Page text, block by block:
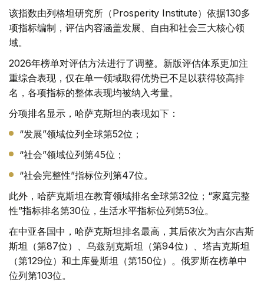
该指数由列格坦研究所（Prosperity Institute）依据130多
项指标编制，评估内容涵盖发展、自由和社会三大核心领
域。
2026年榜单对评估方法进行了调整。新版评估体系更加注
重综合表现，仅在单一领域取得优势已不足以获得较高排
名，各项指标的整体表现均被纳入考量。
分项排名显示，哈萨克斯坦的表现如下：
“发展”领域位列全球第52位；
“社会”领域位列第45位；
“社会完整性”指标位列第47位。
此外，哈萨克斯坦在教育领域排名全球第32位；“家庭完整
性”指标排名第30位，生活水平指标位列第53位。
在中亚各国中，哈萨克斯坦排名最高，其后依次为吉尔吉斯
斯坦（第87位）、乌兹别克斯坦（第94位）、塔吉克斯坦
（第129位）和土库曼斯坦（第150位）。俄罗斯在榜单中
位列第103位。